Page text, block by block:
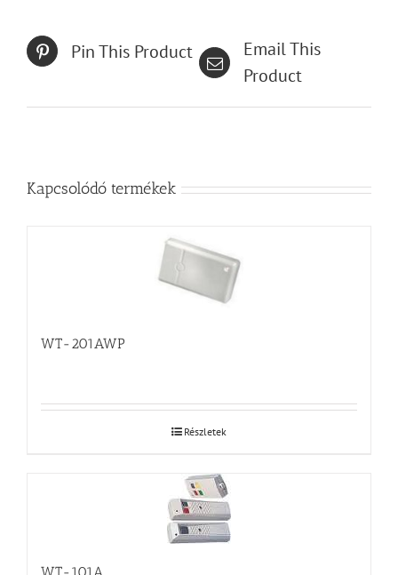
Pin This Product
Email This
Product
Kapcsolódó termékek
WT-201AWP
Részletek